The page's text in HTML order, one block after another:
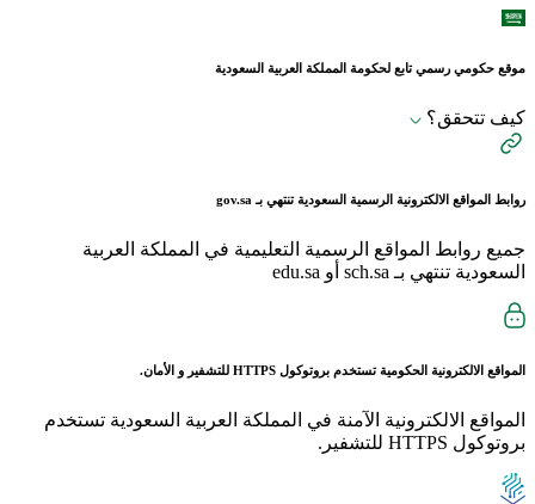
موقع حكومي رسمي تابع لحكومة المملكة العربية السعودية
كيف تتحقق؟
روابط المواقع الالكترونية الرسمية السعودية تنتهي بـ gov.sa
جميع روابط المواقع الرسمية التعليمية في المملكة العربية
السعودية تنتهي بـ sch.sa أو edu.sa
المواقع الالكترونية الحكومية تستخدم بروتوكول HTTPS للتشفير و الأمان.
المواقع الالكترونية الآمنة في المملكة العربية السعودية تستخدم
بروتوكول HTTPS للتشفير.